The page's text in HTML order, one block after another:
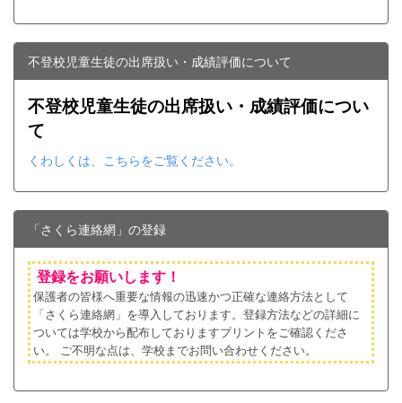
不登校児童生徒の出席扱い・成績評価について
不登校児童生徒の出席扱い・成績評価につい
て
くわしくは、こちらをご覧ください。
「さくら連絡網」の登録
登録をお願いします！
保護者の皆様へ重要な情報の迅速かつ正確な連絡方法として
「さくら連絡網」を導入しております。登録方法などの詳細に
ついては学校から配布しておりますプリントをご確認くださ
い。
ご不明な点は、学校までお問い合わせください。